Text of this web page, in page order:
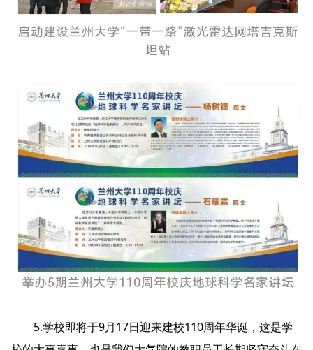
5.学校即将于9月17日迎来建校110周年华诞，这是学